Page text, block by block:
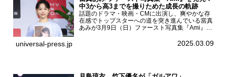
中3から高3までを撮りためた成長の軌跡
話題のドラマ・映画・CMに出演し、爽やかな存
在感でトップスターへの道を突き進んでいる當真
あみが3月9日（日）ファースト写真集『Ami』
BOOKS SHIBUYAで開催した。當真あみファース
universal-press.jp 2025.03.09